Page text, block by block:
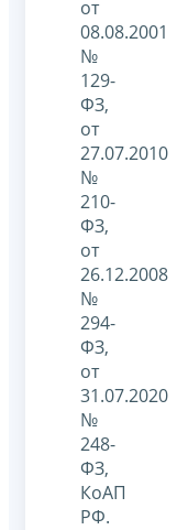
от
08.08.2001
№
129-
ФЗ,
от
27.07.2010
№
210-
ФЗ,
от
26.12.2008
№
294-
ФЗ,
от
31.07.2020
№
248-
ФЗ,
КоАП
РФ.